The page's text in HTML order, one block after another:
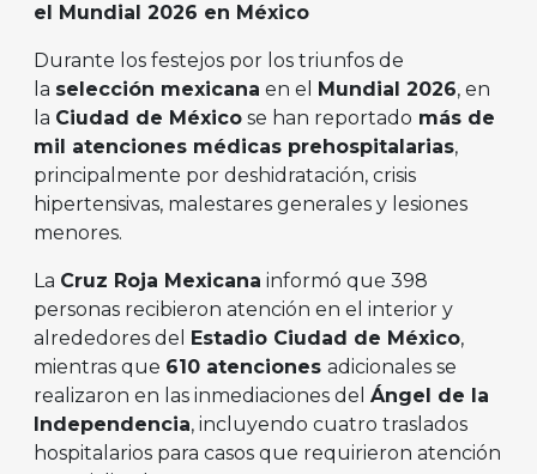
el Mundial 2026 en México
Durante los festejos por los triunfos de
la selección mexicana en el Mundial 2026, en
la Ciudad de México se han reportado más de
mil atenciones médicas prehospitalarias,
principalmente por deshidratación, crisis
hipertensivas, malestares generales y lesiones
menores.
La Cruz Roja Mexicana informó que 398
personas recibieron atención en el interior y
alrededores del
Estadio Ciudad de México,
mientras que 610 atenciones adicionales se
realizaron en las inmediaciones del Ángel de la
Independencia, incluyendo cuatro traslados
hospitalarios para casos que requirieron atención